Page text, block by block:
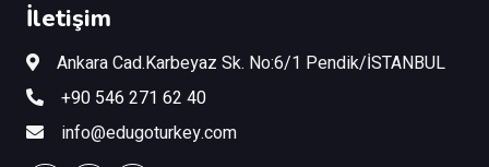
İletişim
Ankara Cad.Karbeyaz Sk. No:6/1 Pendik/İSTANBUL
+90 546 271 62 40
info@edugoturkey.com